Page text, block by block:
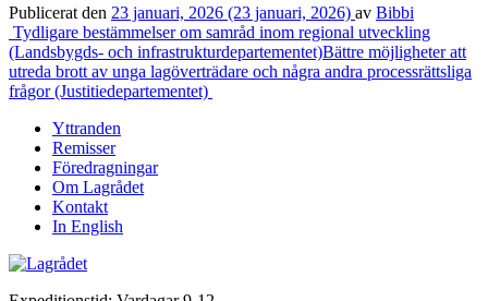
Publicerat den 23 januari, 2026 (23 januari, 2026) av Bibbi
Inläggsnavigering
Tydligare bestämmelser om samråd inom regional utveckling
(Landsbygds- och infrastrukturdepartementet)Bättre möjligheter att
utreda brott av unga lagöverträdare och några andra processrättsliga
frågor (Justitiedepartementet)
Yttranden
Remisser
Föredragningar
Om Lagrådet
Kontakt
In English